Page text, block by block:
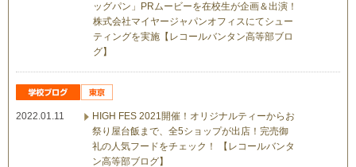
ッグパン」PRムービーを在校生が企画＆出演！
株式会社マイヤージャパンオフィスにてシュー
ティングを実施【レコールバンタン高等部ブロ
グ】
2022.01.11
HIGH FES 2021開催！オリジナルティーからお
祭り屋台飯まで、全5ショップが出店！完売御
礼の人気フードをチェック！ 【レコールバンタ
ン高等部ブログ】